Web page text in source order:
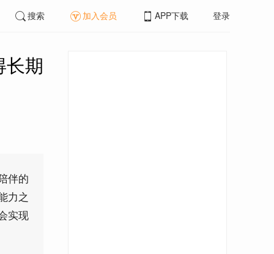
搜索 加入会员 APP下载 登录
长期
伴的
力之
实现